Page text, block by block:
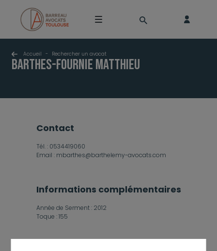
Accueil - Rechercher un avocat
BARTHES-FOURNIE Matthieu
contact
Tél. : 0534419060
Email : mbarthes@barthelemy-avocats.com
Informations complémentaires
Année de Serment : 2012
Toque :155